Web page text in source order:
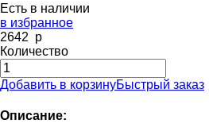
Есть в наличии
в избранное
2642 p
Количество
Добавить в корзинуБыстрый заказ
Описание: